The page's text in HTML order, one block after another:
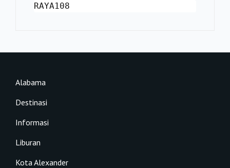
RAYA108
Alabama
Destinasi
Informasi
Liburan
Kota Alexander